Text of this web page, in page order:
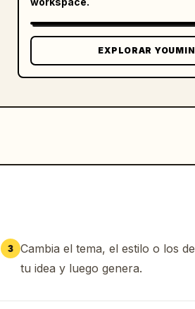
EXPLORAR
3 Cambia el tema, el estilo o los
tu idea y luego genera.